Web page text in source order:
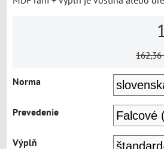
162,36
Norma
Prevedenie
Výplň